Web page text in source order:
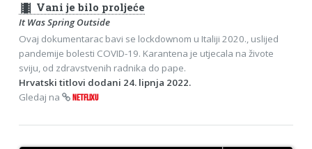
theaters Vani je bilo proljeće
It Was Spring Outside
Ovaj dokumentarac bavi se lockdownom u Italiji 2020., uslijed
pandemije bolesti COVID-19. Karantena je utjecala na živote
sviju, od zdravstvenih radnika do pape.
Hrvatski titlovi dodani 24. lipnja 2022.
Gledaj na
NETFLIXU